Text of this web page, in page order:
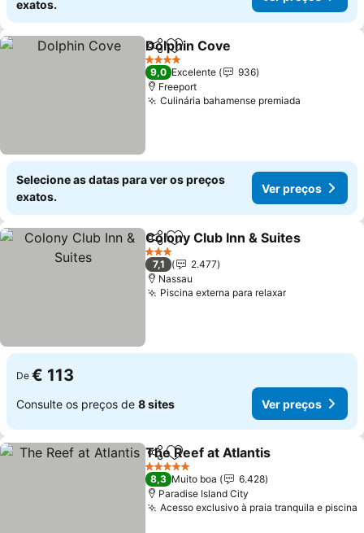
exatos.
PartilharAdicionar aos favoritos
Dolphin Cove
4 Estrelas
9,0 Excelente
936
Freeport
Culinária bahamense premiada
Selecione as datas para ver os preços
exatos.
Ver preços
PartilharAdicionar aos favoritos
Colony Club Inn & Suites
3 Estrelas
7,1
2.477
Nassau
Piscina externa para relaxar
De € 113
Consulte os preços de 8 sites Ver preços
PartilharAdicionar aos favoritos
The Reef at Atlantis
5 Estrelas
8,3 Muito boa
6.428
Paradise Island City
Acesso exclusivo à praia tranquila e piscina